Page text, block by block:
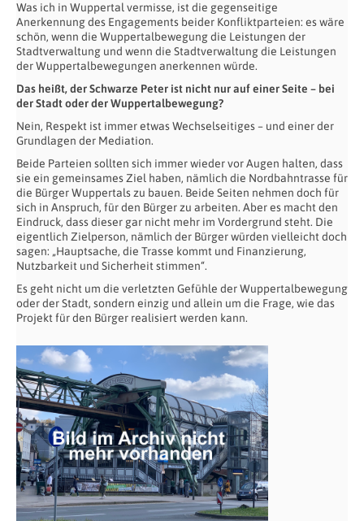
Was ich in Wuppertal vermisse, ist die gegenseitige
Anerkennung des Engagements beider Konfliktparteien: es wäre
schön, wenn die Wuppertalbewegung die Leistungen der
Stadtverwaltung und wenn die Stadtverwaltung die Leistungen
der Wuppertalbewegungen anerkennen würde.
Das heißt, der Schwarze Peter ist nicht nur auf einer Seite – bei
der Stadt oder der Wuppertalbewegung?
Nein, Respekt ist immer etwas Wechselseitiges – und einer der
Grundlagen der Mediation.
Beide Parteien sollten sich immer wieder vor Augen halten, dass
sie ein gemeinsames Ziel haben, nämlich die Nordbahntrasse für
die Bürger Wuppertals zu bauen. Beide Seiten nehmen doch für
sich in Anspruch, für den Bürger zu arbeiten. Aber es macht den
Eindruck, dass dieser gar nicht mehr im Vordergrund steht. Die
eigentlich Zielperson, nämlich der Bürger würden vielleicht doch
sagen: „Hauptsache, die Trasse kommt und Finanzierung,
Nutzbarkeit und Sicherheit stimmen“.
Es geht nicht um die verletzten Gefühle der Wuppertalbewegung
oder der Stadt, sondern einzig und allein um die Frage, wie das
Projekt für den Bürger realisiert werden kann.